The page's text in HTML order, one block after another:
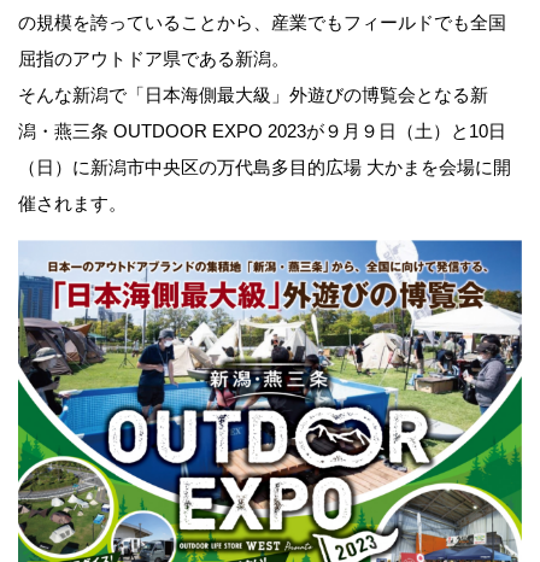
の規模を誇っていることから、産業でもフィールドでも全国
屈指のアウトドア県である新潟。
そんな新潟で「日本海側最大級」外遊びの博覧会となる新
潟・燕三条 OUTDOOR EXPO 2023が９月９日（土）と10日
（日）に新潟市中央区の万代島多目的広場 大かまを会場に開
催されます。